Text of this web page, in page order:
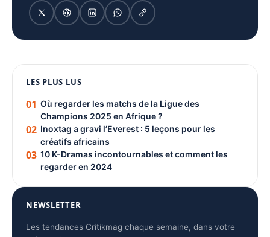
PUBLICITÉ
LES PLUS LUS
01 Où regarder les matchs de la Ligue des
Champions 2025 en Afrique ?
02 Inoxtag a gravi l’Everest : 5 leçons pour les
créatifs africains
03 10 K-Dramas incontournables et comment les
regarder en 2024
NEWSLETTER
Les tendances Critikmag chaque semaine, dans votre